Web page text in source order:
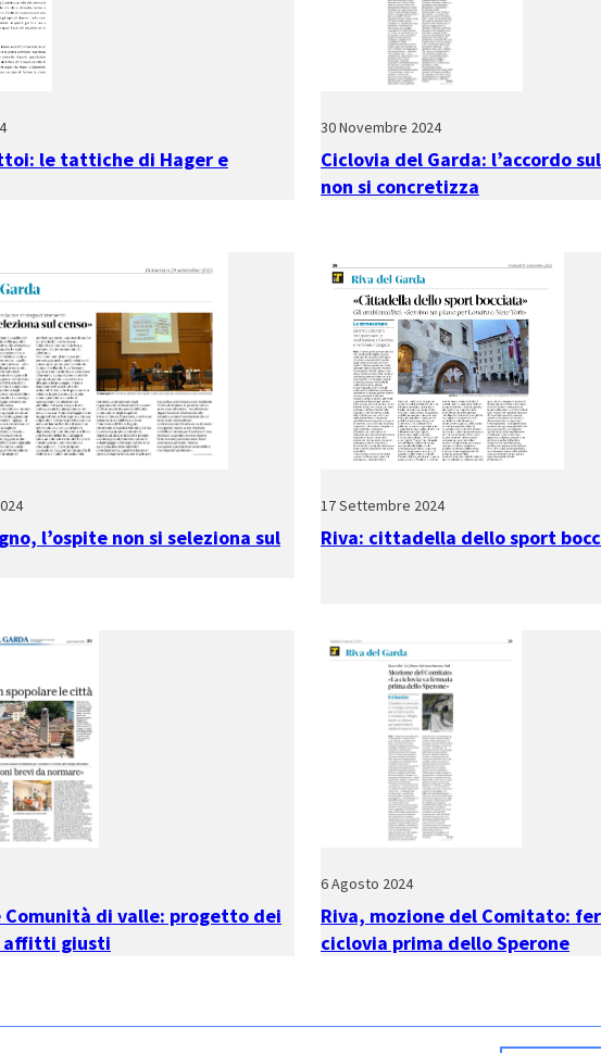
le tattiche di Hager e
30 Novembre 2024
Ciclovia del Garda: l’accordo
non si concretizza
l’ospite non si seleziona sul
17 Settembre 2024
Riva: cittadella dello sport
Comunità di valle: progetto dei
affitti giusti
6 Agosto 2024
Riva, mozione del Comitato:
ciclovia prima dello Sperone